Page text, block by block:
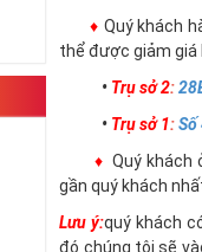
♦ Quý khách
thể được giảm giá
• Trụ sở 2:
• Trụ sở 1: Số
♦ Quý khách
gần quý khách
Lưu ý:quý khách
đó chúng tôi sẽ